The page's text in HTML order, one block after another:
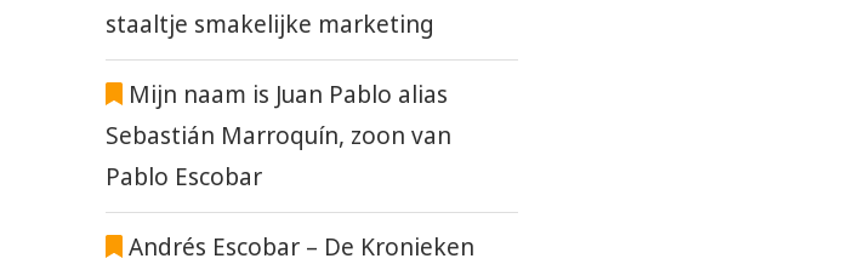
staaltje smakelijke marketing
Mijn naam is Juan Pablo alias
Sebastián Marroquín, zoon van
Pablo Escobar
Andrés Escobar – De Kronieken